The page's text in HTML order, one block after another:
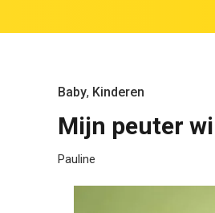
Baby, Kinderen
Mijn peuter
Pauline